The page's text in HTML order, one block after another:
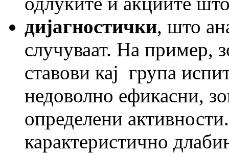
дијагностички, што
случуваат. На пример,
ставови кај група
недоволно ефикасни,
определени
карактеристично